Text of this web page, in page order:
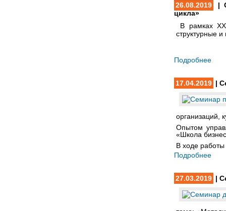
26.08.2019
|
цикла»
В рамках
структурные
Подробнее
17.04.2019 |
организаций,
Опытом
«Школа
В ходе
Подробнее
27.03.2019 |